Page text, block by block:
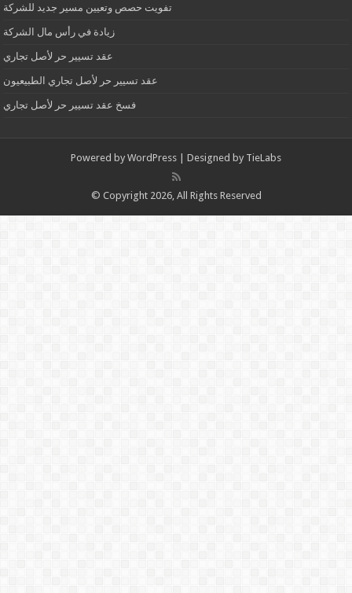
تفويت حصص وتعيين مسير جديد للشركة
زيادة في رأس مال الشركة
عقد تسيير حر لأصل تجاري
عقد تسيير حر لأصل تجاري الطبيعيون
فسخ عقد تسيير حر لأصل تجاري
Powered by WordPress | Designed by TieLabs
© Copyright 2026, All Rights Reserved